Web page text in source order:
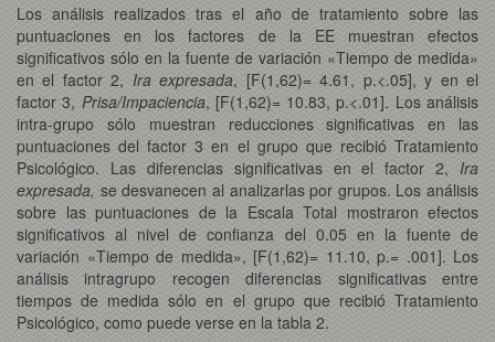
Los análisis realizados tras el año de tratamiento sobre las
puntuaciones en los factores de la EE muestran efectos
significativos sólo en la fuente de variación «Tiempo de medida»
en el factor 2, Ira expresada, [F(1,62)= 4.61, p.<.05], y en el
factor 3, Prisa/Impaciencia, [F(1,62)= 10.83, p.<.01]. Los análisis
intra-grupo sólo muestran reducciones significativas en las
puntuaciones del factor 3 en el grupo que recibió Tratamiento
Psicológico. Las diferencias significativas en el factor 2, Ira
expresada, se desvanecen al analizarlas por grupos. Los análisis
sobre las puntuaciones de la Escala Total mostraron efectos
significativos al nivel de confianza del 0.05 en la fuente de
variación «Tiempo de medida», [F(1,62)= 11.10, p.= .001]. Los
análisis intragrupo recogen diferencias significativas entre
tiempos de medida sólo en el grupo que recibió Tratamiento
Psicológico, como puede verse en la tabla 2.